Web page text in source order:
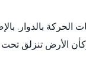
بالدوار.
الأرض تنزلق